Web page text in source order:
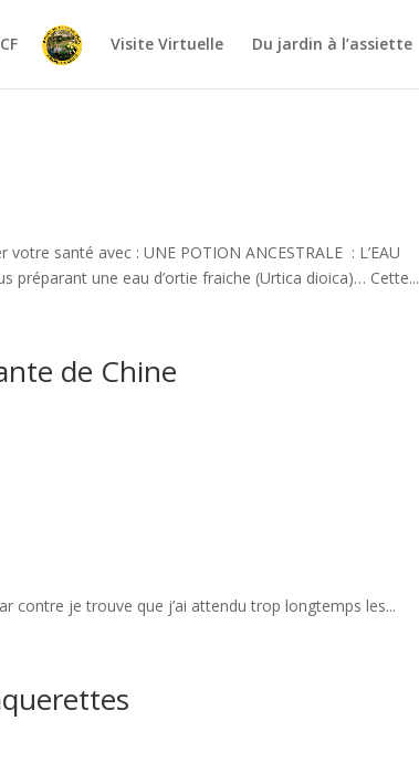
Visite Virtuelle Du jardin à l’assiette
santé avec : UNE POTION ANCESTRALE : L’EAU
préparant une eau d’ortie fraiche (Urtica dioica)… Cette...
de Chine
contre je trouve que j’ai attendu trop longtemps les...